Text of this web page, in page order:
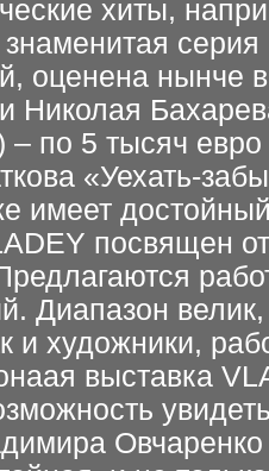
хиты,
оценена нынче
Николая
– по 5 тысяч
«Уехать-
имеет
посвящен
Диапазон
и художники,
выставка